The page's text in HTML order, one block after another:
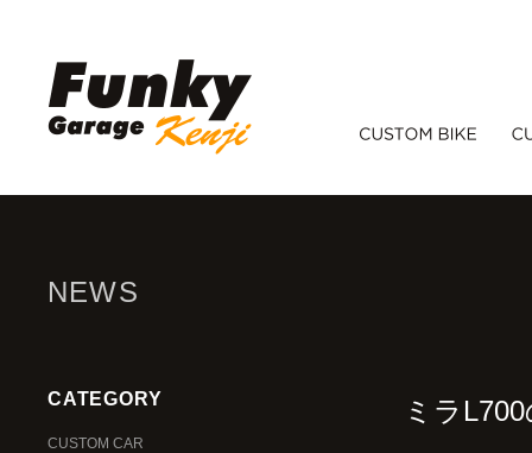
NEWS
CATEGORY
CUSTOM CAR
ミラ